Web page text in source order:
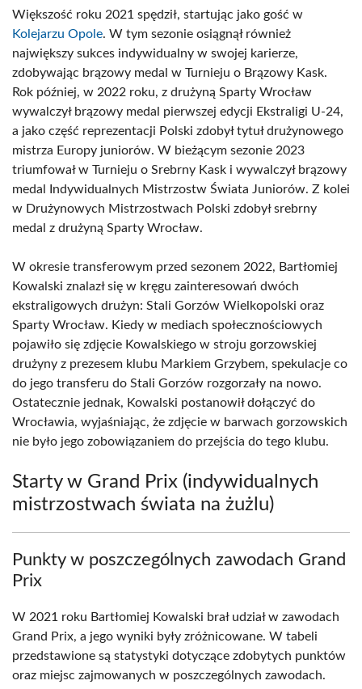
Większość roku 2021 spędził, startując jako gość w
Kolejarzu Opole. W tym sezonie osiągnął również
największy sukces indywidualny w swojej karierze,
zdobywając brązowy medal w Turnieju o Brązowy Kask.
Rok później, w 2022 roku, z drużyną Sparty Wrocław
wywalczył brązowy medal pierwszej edycji Ekstraligi U-24,
a jako część reprezentacji Polski zdobył tytuł drużynowego
mistrza Europy juniorów. W bieżącym sezonie 2023
triumfował w Turnieju o Srebrny Kask i wywalczył brązowy
medal Indywidualnych Mistrzostw Świata Juniorów. Z kolei
w Drużynowych Mistrzostwach Polski zdobył srebrny
medal z drużyną Sparty Wrocław.
W okresie transferowym przed sezonem 2022, Bartłomiej
Kowalski znalazł się w kręgu zainteresowań dwóch
ekstraligowych drużyn: Stali Gorzów Wielkopolski oraz
Sparty Wrocław. Kiedy w mediach społecznościowych
pojawiło się zdjęcie Kowalskiego w stroju gorzowskiej
drużyny z prezesem klubu Markiem Grzybem, spekulacje co
do jego transferu do Stali Gorzów rozgorzały na nowo.
Ostatecznie jednak, Kowalski postanowił dołączyć do
Wrocławia, wyjaśniając, że zdjęcie w barwach gorzowskich
nie było jego zobowiązaniem do przejścia do tego klubu.
Starty w Grand Prix (indywidualnych
mistrzostwach świata na żużlu)
Punkty w poszczególnych zawodach Grand
Prix
W 2021 roku Bartłomiej Kowalski brał udział w zawodach
Grand Prix, a jego wyniki były zróżnicowane. W tabeli
przedstawione są statystyki dotyczące zdobytych punktów
oraz miejsc zajmowanych w poszczególnych zawodach.